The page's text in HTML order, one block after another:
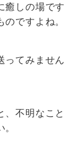
癒しの場です
ですよね。
ってみません
、不明なこと